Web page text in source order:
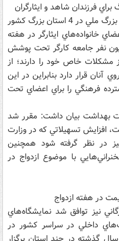
بذرپاش همچنين از برگزاري چهار جشنواره بزرگ ملي در 4 استان بزرگ کشور
خانواده‌هاي ايثارگر در هفته
داد و با اشاره به اينکه 30 ميليون نفر جامعه کارگر تحت پوشش
مشکلات خاص خود را دارند؛ از
قرار دارد بنابراين در اين
فرهنگي را براي اعضاي تحت
بهداشت بيان داشت: مقرر شد
افزايش تسهيلاتي که در وزارت
در نظر گرفته شود همچنين
با موضوع ازدواج در
در هفته ازدواج
نيز توافق شد نمايشگاه‌هاي
داخلي در سراسر کشور در